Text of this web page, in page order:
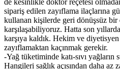
de kesinlikle doktor reçetesi
sipariş edilen zayıflama ilaçlarına
kullanan kişilerde geri dönüşsüz bir
karşılaşabiliyoruz. Hatta son
karşıya kaldık. Hekim ve
zayıflamaktan kaçınmak gerekir.
-Yağ tüketiminde katı-sıvı yağların
Hangileri sağlık açısından daha az